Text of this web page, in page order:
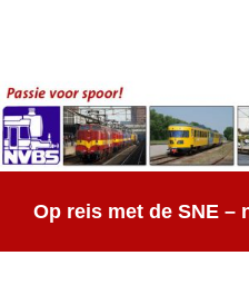
Op reis met de SNE –